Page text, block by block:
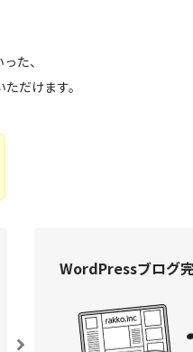
た、
だけます。
WordPressブログ